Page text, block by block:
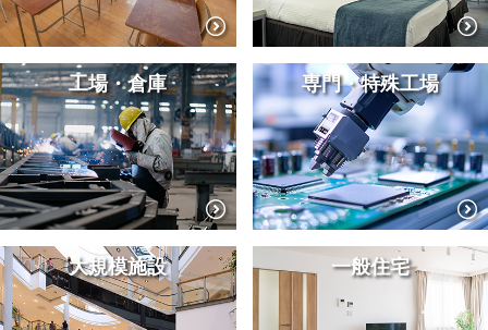
工場・倉庫 専門・特殊工場
大規模施設 一般住宅